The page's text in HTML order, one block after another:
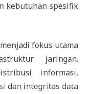
kebutuhan spesifik
fokus utama
jaringan.
informasi,
dan integritas data